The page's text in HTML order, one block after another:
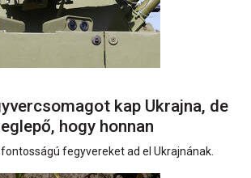
kap Ukrajna, de
hogy honnan
fegyvereket ad el Ukrajnának.